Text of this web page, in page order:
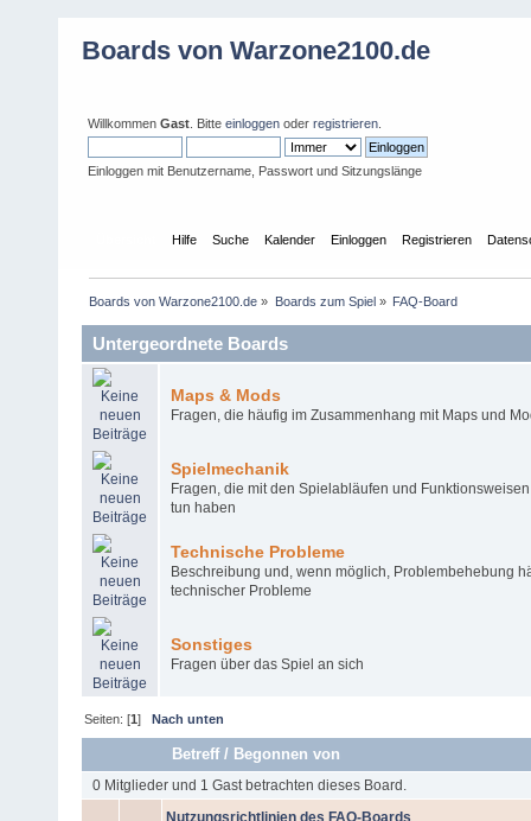
Boards von Warzone2100.de
Willkommen Gast . Bitte einloggen oder registrieren
Einloggen mit Benutzername, Passwort und Sitzungslänge
Hilfe Suche Kalender Einloggen Registrieren
Boards von Warzone2100.de » Boards zum Spiel» FAQ-Board
Untergeordnete Boards
Maps & Mods
Fragen, die häufig im Zusammenhang mit Maps und
Spielmechanik
Fragen, die mit den Spielabläufen und
tun haben
Technische Probleme
Beschreibung und, wenn möglich, Problembehebung
technischer Probleme
Sonstiges
Fragen über das Spiel an sich
Seiten: [1]Nach unten
Betreff/ Begonnen von
0 Mitglieder und 1 Gast betrachten dieses Board.
Nutzungsrichtlinien des FAQ-Boards